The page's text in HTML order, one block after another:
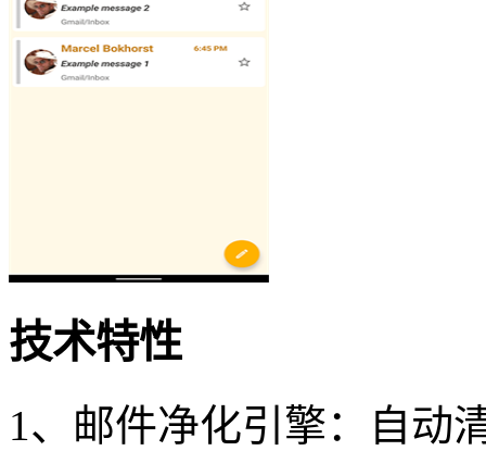
技术特性
1、邮件净化引擎：自动